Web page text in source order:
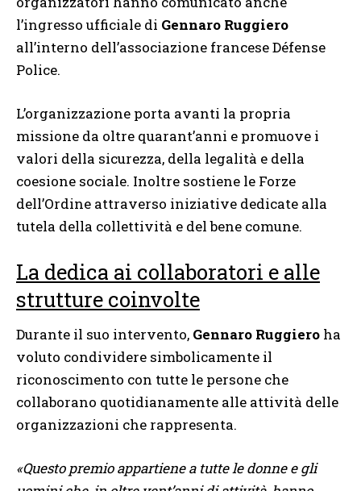
l’ingresso ufficiale di Gennaro Ruggiero
all’interno dell’associazione francese Défense
Police.
L’organizzazione porta avanti la propria
missione da oltre quarant’anni e promuove i
valori della sicurezza, della legalità e della
coesione sociale. Inoltre sostiene le Forze
dell’Ordine attraverso iniziative dedicate alla
tutela della collettività e del bene comune.
La dedica ai collaboratori e alle
strutture coinvolte
Durante il suo intervento, Gennaro Ruggiero ha
voluto condividere simbolicamente il
riconoscimento con tutte le persone che
collaborano quotidianamente alle attività delle
organizzazioni che rappresenta.
«Questo premio appartiene a tutte le donne e gli